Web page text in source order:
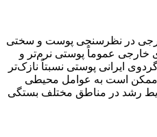
در نظرسنجی پوست و سختی
خارجی عموماً پوستی نرم‌تر و
ایرانی پوستی نسبتاً نازک‌تر
ممکن است به عوامل محیطی
رشد در مناطق مختلف بستگی